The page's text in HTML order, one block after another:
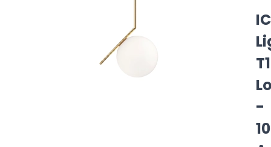
IC
T1
-
10